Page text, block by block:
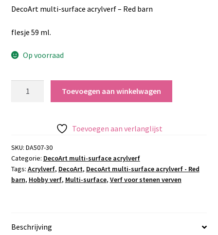
DecoArt multi-surface acrylverf – Red barn
flesje 59 ml.
Op voorraad
Red
barn
aantal
Toevoegen aan winkelwagen
Toevoegen aan verlanglijst
SKU: DA507-30
Categorie: DecoArt multi-surface acrylverf
Tags: Acrylverf, DecoArt, DecoArt multi-surface acrylverf - Red
barn, Hobby verf, Multi-surface, Verf voor stenen verven
Beschrijving